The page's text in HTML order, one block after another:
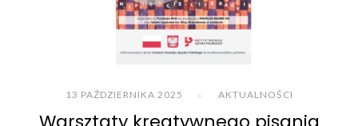
13 PAŹDZIERNIKA 2025 AKTUALNOŚCI